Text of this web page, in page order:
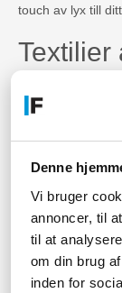
Denne
Vi bruger
annoncer, til
til at
om din brug
inden for
touch av lyx till ditt
Textilier
kuddar, gardiner
och skapar en
breda utbud av
HOTO:s speglar
tillverkade med